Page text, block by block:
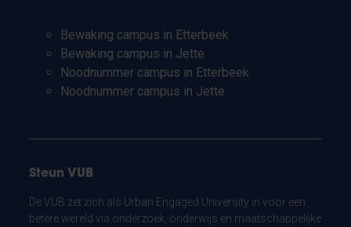
Bewaking campus in Etterbeek
Bewaking campus in Jette
Noodnummer campus in Etterbeek
Noodnummer campus in Jette
Steun VUB
De VUB zet zich als Urban Engaged University in voor een
betere wereld via onderzoek, onderwijs en maatschappelijke